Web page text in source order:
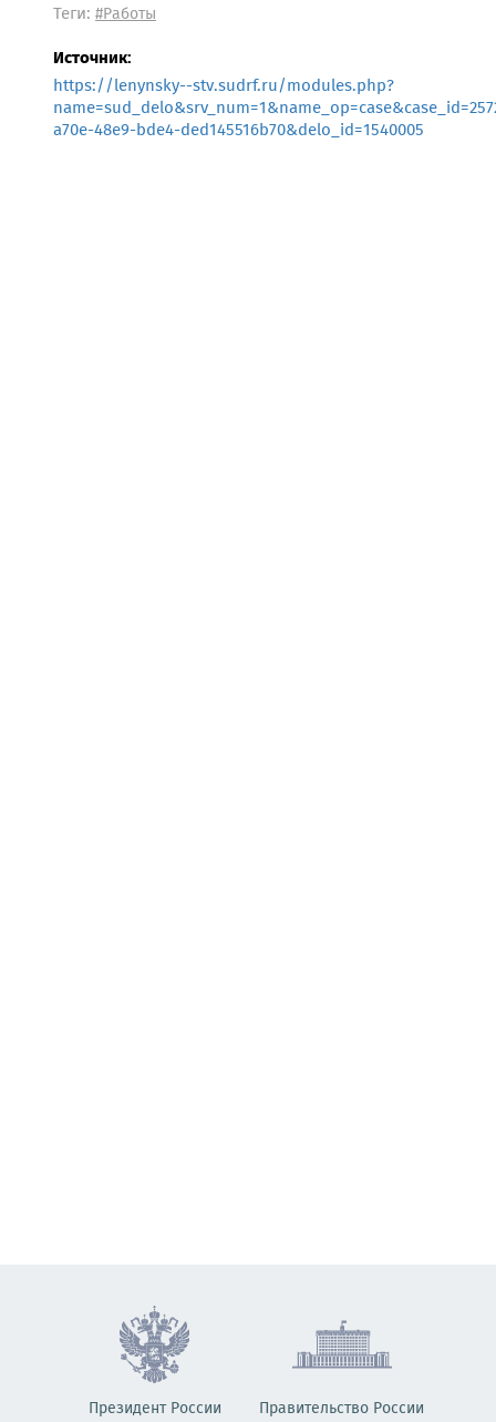
Теги: #Работы
Источник:
https://lenynsky--stv.sudrf.ru/modules.php?
a70e-48e9-bde4-ded145516b70&delo_id=1540005
Президент России Правительство России